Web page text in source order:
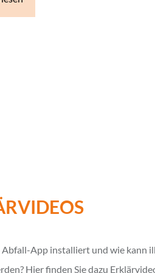
App installiert und wie kann
Hier finden Sie dazu